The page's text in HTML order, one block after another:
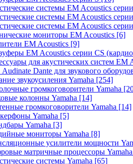
системы EM Acoustics
системы EM Acoustics
системы EM Acoustics
мониторы EM Acoustics [6]
EM Acoustics [9]
EM Acoustics серии CS
для акустических систем EM
Dante для звукового
звукоусиления Yamaha [254]
громкоговорители Yamaha
колонны Yamaha [14]
громкоговорители Yamaha [14]
Yamaha [5]
Yamaha [3]
мониторы Yamaha [8]
усилители мощности
матричные процессоры Yamaha
системы Yamaha [65]